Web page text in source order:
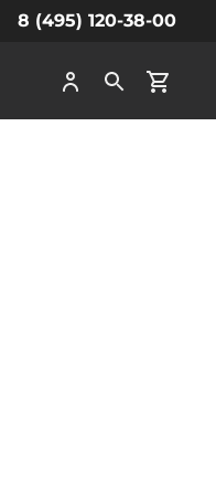
8 (495) 120-38-00